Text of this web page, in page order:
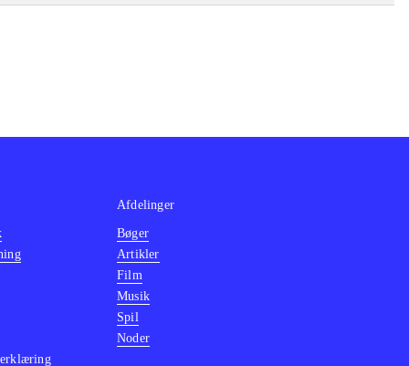
Afdelinger
Bøger
Artikler
Film
Musik
Spil
Noder